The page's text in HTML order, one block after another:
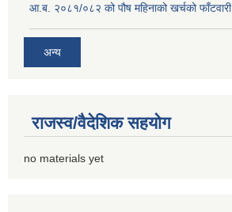
आ.ब. २०८१/०८२ को पौष महिनाको खर्चको फाँटवारी
अन्य
राजस्व/वैदेशिक सहयोग
no materials yet